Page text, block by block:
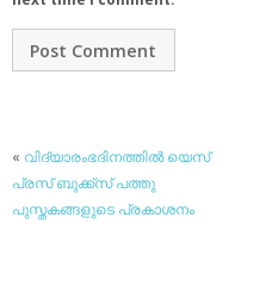
« വിദ്യാരംഭദിനത്തില്‍ യെസ്
പ്രസ് ബുക്ക്‌സ് പത്തു
പുസ്തകങ്ങളുടെ പ്രകാശനം